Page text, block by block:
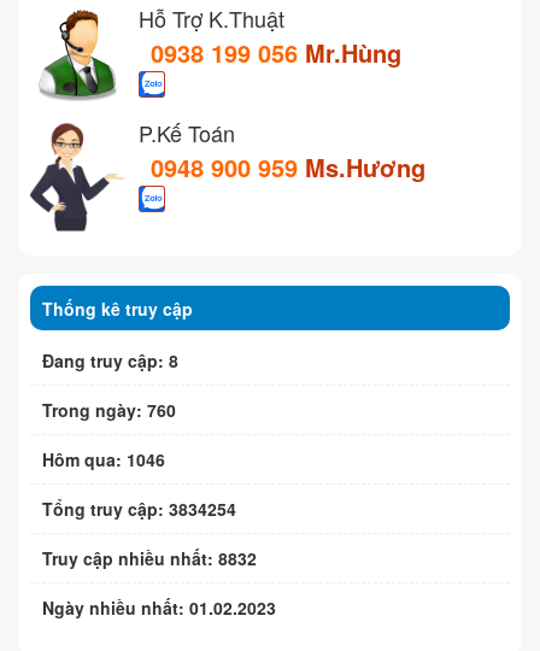
Hỗ Trợ K.Thuật
0938 199 056 Mr.Hùng
P.Kế Toán
0948 900 959 Ms.Hương
Thống kê truy cập
Đang truy cập: 8
Trong ngày: 760
Hôm qua: 1046
Tổng truy cập: 3834254
Truy cập nhiều nhất: 8832
Ngày nhiều nhất: 01.02.2023